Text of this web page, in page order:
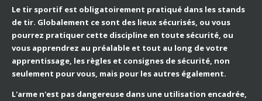
Le tir sportif est obligatoirement pratiqué dans les stands
de tir. Globalement ce sont des lieux sécurisés, ou vous
pourrez pratiquer cette discipline en toute sécurité, ou
vous apprendrez au préalable et tout au long de votre
apprentissage, les règles et consignes de sécurité, non
seulement pour vous, mais pour les autres également.
L'arme n'est pas dangereuse dans une utilisation encadrée,